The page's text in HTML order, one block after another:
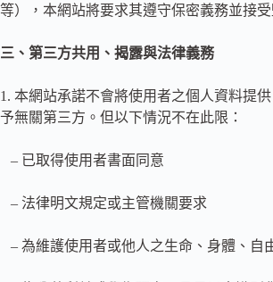
等），本網站將要求其遵守保密義務並接
三、第三方共用、揭露與法律義務
1. 本網站承諾不會將使用者之個人資料提
予無關第三方。但以下情況不在此限：
– 已取得使用者書面同意
– 法律明文規定或主管機關要求
– 為維護使用者或他人之生命、身體、自